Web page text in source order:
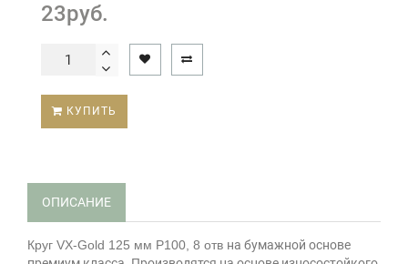
23руб.
КУПИТЬ
ОПИСАНИЕ
Круг VX-Gold 125 мм P100, 8 отв на бумажной основе